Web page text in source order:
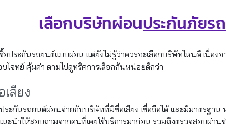
เลือกบริษัทผ่อนประกันภัยร
ประกันรถยนต์แบบผ่อน แต่ยังไม่รู้ว่าควรจะเลือกบริษัทไหนดี เนื่อง
โจทย์ คุ้มค่า ตามไปดูทริคการเลือกกันหน่อยดีกว่า
สียง
ระกันรถยนต์ผ่อนจ่ายกับบริษัทที่มีชื่อเสียง เชื่อถือได้ และมีมาตรฐาน
นะนำให้สอบถามจากคนที่เคยใช้บริการมาก่อน รวมถึงตรวจสอบผ่านช่